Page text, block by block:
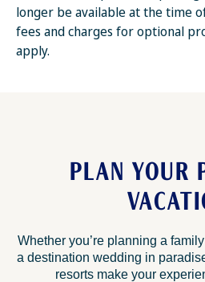
longer be available at the time
fees and charges for optional
apply.
PLAN YOUR
Whether you’re planning a
a destination wedding in
resorts make your